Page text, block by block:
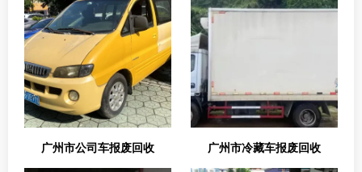
广州市公司车报废回收 广州市冷藏车报废回收